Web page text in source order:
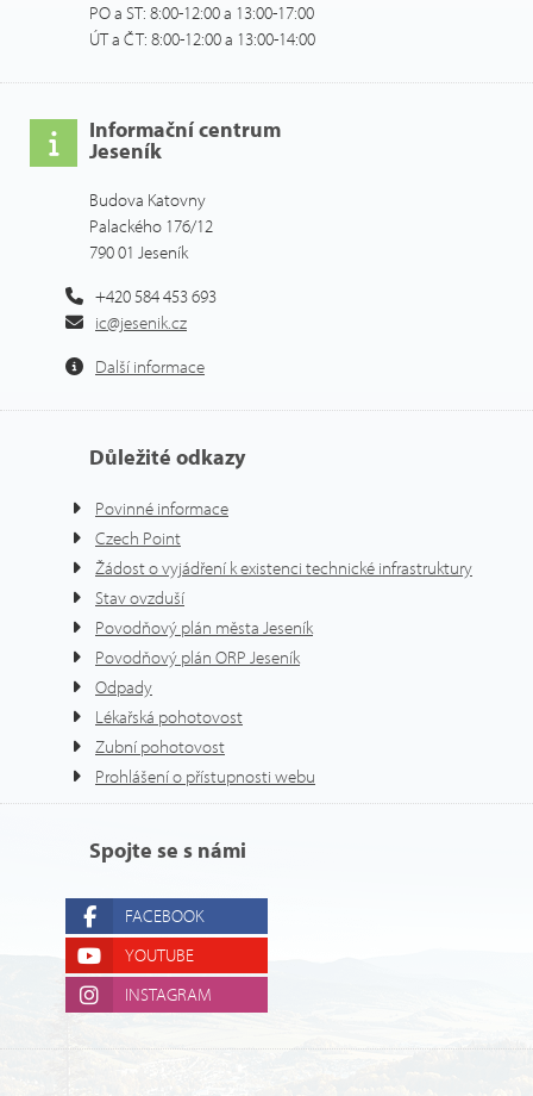
PO a ST: 8:00-12:00 a 13:00-17:00
ÚT a ČT: 8:00-12:00 a 13:00-14:00
Informační centrum
Jeseník
Budova Katovny
Palackého 176/12
790 01 Jeseník
+420 584 453 693
ic@jesenik.cz
Další informace
Důležité odkazy
Povinné informace
Czech Point
Žádost o vyjádření k existenci technické infrastruktury
Stav ovzduší
Povodňový plán města Jeseník
Povodňový plán ORP Jeseník
Odpady
Lékařská pohotovost
Zubní pohotovost
Prohlášení o přístupnosti webu
Spojte se s námi
FACEBOOK
YOUTUBE
INSTAGRAM